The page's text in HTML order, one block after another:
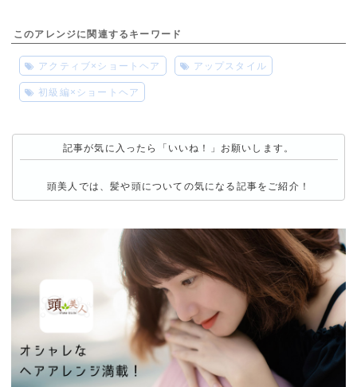
このアレンジに関連するキーワード
アクティブ×ショートヘア アップスタイル
初級編×ショートヘア
記事が気に入ったら「いいね！」お願いします。
頭美人では、髪や頭についての気になる記事をご紹介！